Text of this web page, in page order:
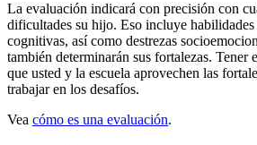
La evaluación indicará con precisión con
dificultades su hijo. Eso incluye habilidades
cognitivas, así como destrezas
también determinarán sus fortalezas. Tener
que usted y la escuela aprovechen las
trabajar en los desafíos.
Vea cómo es una evaluación.